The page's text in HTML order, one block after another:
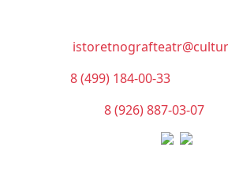
8 (499) 184-00-33
8 (926) 887-03-07